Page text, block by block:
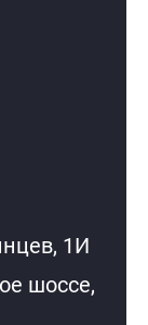
1И
шоссе,